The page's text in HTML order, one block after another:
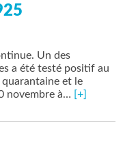
Un des
a été testé positif au
quarantaine et le
novembre à… [+]